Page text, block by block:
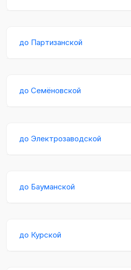
до Партизанской
до Семёновской
до Электрозаводской
до Бауманской
до Курской